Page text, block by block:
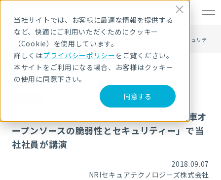
当社サイトでは、お客様に最適な情報を提供する
など、快適にご利用いただくためにクッキー
（Cookie）を使用しています。
詳しくはプライバシーポリシーをご覧ください。
本サイトをご利用になる場合、お客様はクッキー
の使用に同意下さい。
同意する
HOME
ニュース・トピックス
「escar Asia 2018」併催イベント 「自動車オープンソースの脆弱性とセキュリテ
ィー」で当社社員が講演
「escar Asia 2018」併催イベント 「自動車オ
ープンソースの脆弱性とセキュリティー」で当
社社員が講演
2018.09.07
NRIセキュアテクノロジーズ株式会社